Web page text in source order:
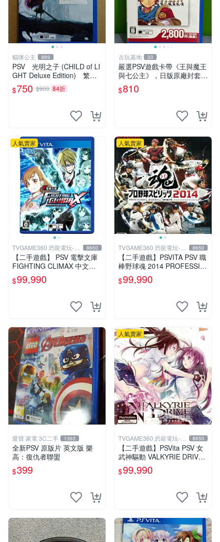
貓咪公主 869
PSV 光明之子 (CHILD of LI
GHT Deluxe Edition) 繁體
中文版 二手品
$750 $900 84折
古玩基地 33
嚴選PSV遊戲卡帶《王與魔王
與七公主》，日版原廠封套，
雙面精美封面，實測暢玩無障
礙。久藏家中，輕微使用痕
估。古董級遊戲限量收
$810
人氣賣家
TVGAME360 恐龍電玩-台
中店
8650
【二手遊戲】 PSV 電擊文庫
FIGHTING CLIMAX 中文版
【台中恐龍電玩】
$99,990
人氣賣家
TVGAME360 恐龍電玩-台
中店
8650
【二手遊戲】PSVITA PSV 職
棒野球魂 2014 PROFESSIO
NAL BASEBALL 2014 日文
版
$99,990
愛寶 家電 3C二手 1363
全新PSV 原版片 英文版 樂
高：復仇者聯盟
$399
人氣賣家
TVGAME360 恐龍電玩-台
中店
8650
【二手遊戲】PSVita PSV 女
武神驅動 VALKYRIE DRIVE
日文版【台中恐龍電玩】
$99,990